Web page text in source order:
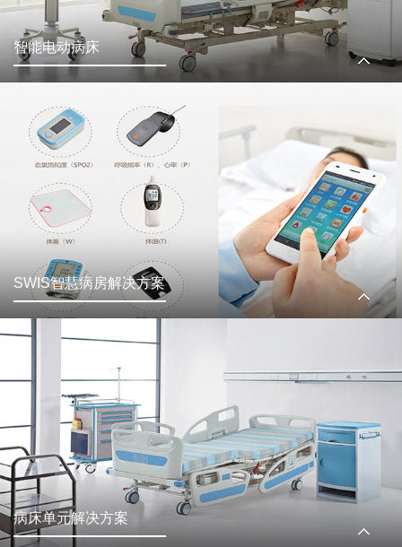
智能电动病床
SWIS智慧病房解决方案
病床单元解决方案